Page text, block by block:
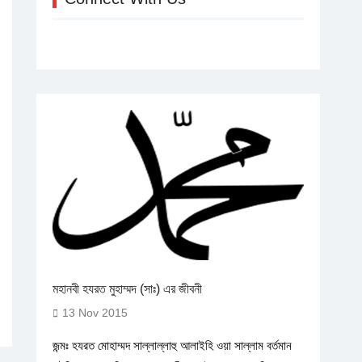
মহানবী হযরত মুহাম্মদ (সাঃ) এর জীবনী
13 Nov 2015
জন্মঃ হযরত মোহাম্মদ সাল্লাল্লাহু আলাইহি ওয়া সাল্লাম বর্তমান